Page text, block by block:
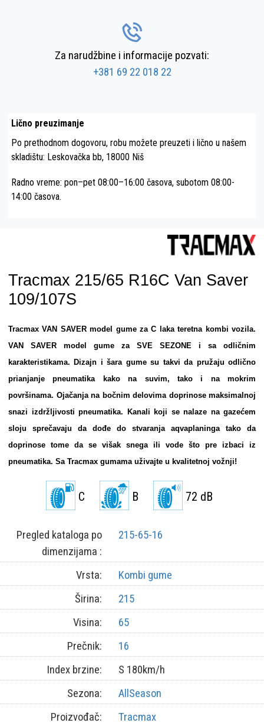
Za narudžbine i informacije pozvati:
+381 69 22 018 22
Lično preuzimanje
Po prethodnom dogovoru, robu možete preuzeti i lično u našem
skladištu: Leskovačka bb, 18000 Niš
Radno vreme: pon–pet 08:00–16:00 časova, subotom 08:00-
14:00 časova.
Tracmax 215/65 R16C Van Saver
109/107S
Tracmax VAN SAVER model gume za C laka teretna kombi vozila.
VAN SAVER model gume za SVE SEZONE i sa odličnim
karakteristikama. Dizajn i šara gume su takvi da pružaju odlično
prianjanje pneumatika kako na suvim, tako i na mokrim
površinama. Ojačanja na bočnim delovima doprinose maksimalnoj
snazi izdržljivosti pneumatika. Kanali koji se nalaze na gazećem
sloju sprečavaju da dođe do stvaranja aqvaplaninga tako da
doprinose tome da se višak snega ili vode što pre izbaci iz
pneumatika. Sa Tracmax gumama uživajte u kvalitetnoj vožnji!
C B 72 dB
Pregled kataloga po
dimenzijama :
215-65-16
Vrsta:
Kombi gume
Širina:
215
Visina:
65
Prečnik:
16
Index brzine:
S 180km/h
Sezona:
AllSeason
Proizvođač:
Tracmax